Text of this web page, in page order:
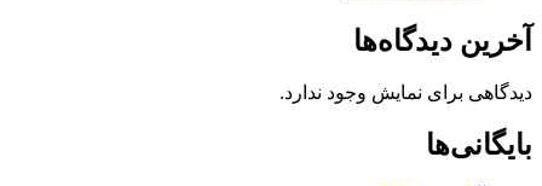
آخرین دیدگاه‌ها
دیدگاهی برای نمایش وجود ندارد.
بایگانی‌ها